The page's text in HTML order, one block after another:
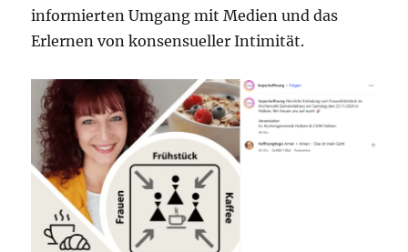
informierten Umgang mit Medien und das
Erlernen von konsensueller Intimität.